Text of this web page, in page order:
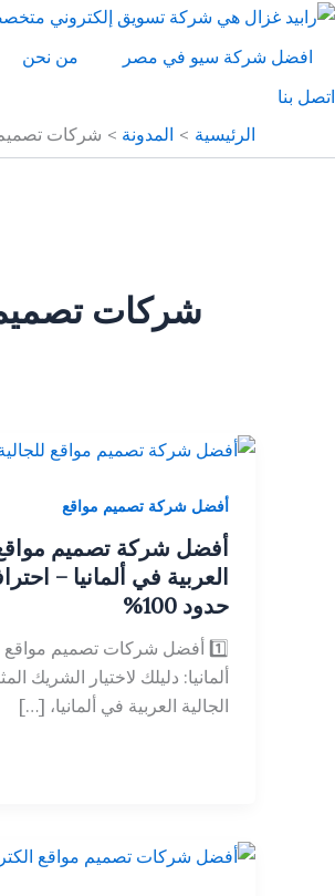
تخطي
المحتوى
افضل شركة سيو في مصر من نحن
اتصل بنا
الرئيسية
المدونة شركات تصميم
شركات تصميم
أفضل شركة تصميم مواقع
أفضل شركة تصميم مواقع
العربية في ألمانيا –
حدود 100%
1️⃣ أفضل شركات تصميم مواقع
ألمانيا: دليلك لاختيار الشريك
الجالية العربية في ألمانيا، […]